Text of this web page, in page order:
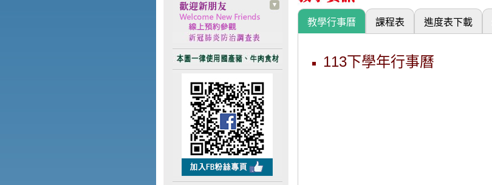
教學行事曆 課程表 進度表下載
113下學年行事曆